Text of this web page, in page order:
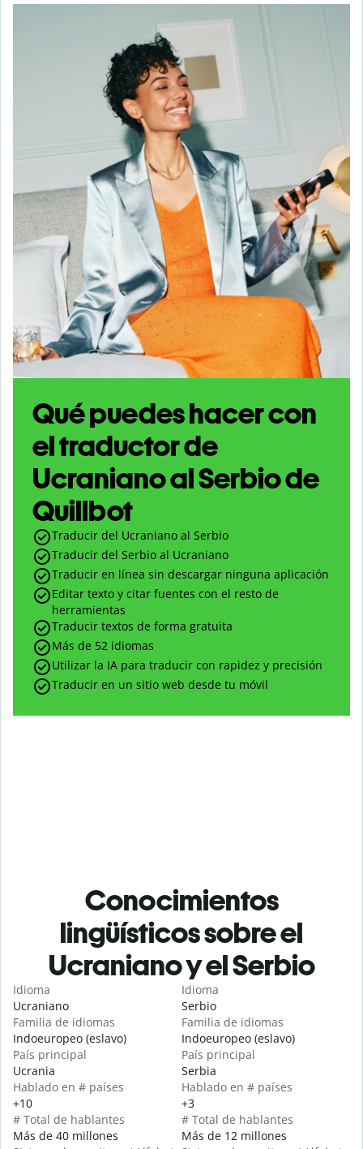
Qué puedes hacer con
el traductor de
Ucraniano al Serbio de
Quillbot
Traducir del Ucraniano al Serbio
Traducir del Serbio al Ucraniano
Traducir en línea sin descargar ninguna aplicación
Editar texto y citar fuentes con el resto de
herramientas
Traducir textos de forma gratuita
Más de 52 idiomas
Utilizar la IA para traducir con rapidez y precisión
Traducir en un sitio web desde tu móvil
Conocimientos
lingüísticos sobre el
Ucraniano y el Serbio
Idioma
Ucraniano
Familia de idiomas
Indoeuropeo (eslavo)
País principal
Ucrania
Hablado en # países
+10
# Total de hablantes
Más de 40 millones
Idioma
Serbio
Familia de idiomas
Indoeuropeo (eslavo)
País principal
Serbia
Hablado en # países
+3
# Total de hablantes
Más de 12 millones